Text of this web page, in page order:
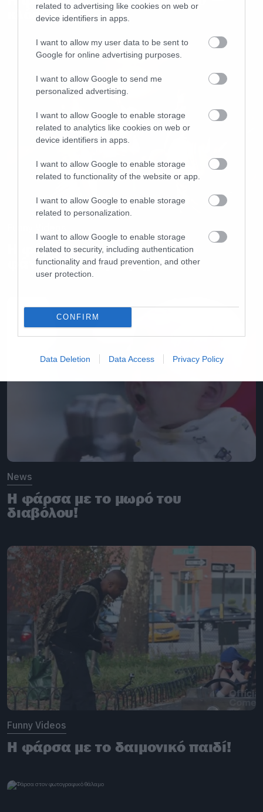
related to advertising like cookies on web or
device identifiers in apps.
I want to allow my user data to be sent to
Google for online advertising purposes.
I want to allow Google to send me
personalized advertising.
I want to allow Google to enable storage
related to analytics like cookies on web or
device identifiers in apps.
I want to allow Google to enable storage
related to functionality of the website or app.
I want to allow Google to enable storage
related to personalization.
I want to allow Google to enable storage
related to security, including authentication
functionality and fraud prevention, and other
user protection.
CONFIRM
Data Deletion Data Access Privacy Policy
κλόουν
Η φάρσα της χρονιάς με το
φάντασμα στην ερημιά
News
H φάρσα με το μωρό του
διαβόλου!
Funny Videos
Η φάρσα με το δαιμονικό παιδί!